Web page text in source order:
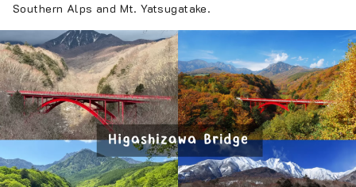
Southern Alps and Mt. Yatsugatake.